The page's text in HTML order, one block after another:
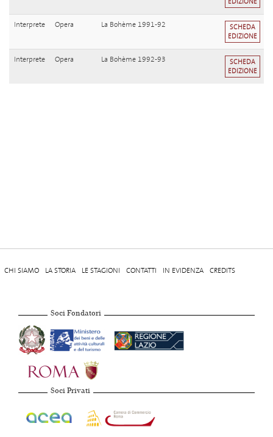
Interprete Opera La Bohème 1991-92
SCHEDA
EDIZIONE
Interprete Opera La Bohème 1992-93
SCHEDA
EDIZIONE
CHI SIAMO LA STORIA LE STAGIONI CONTATTI IN EVIDENZA CREDITS
Soci Fondatori
Soci Privati